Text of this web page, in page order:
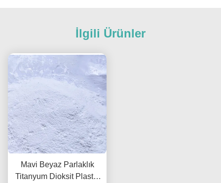
İlgili Ürünler
Mavi Beyaz Parlaklık
Titanyum Dioksit Plastik